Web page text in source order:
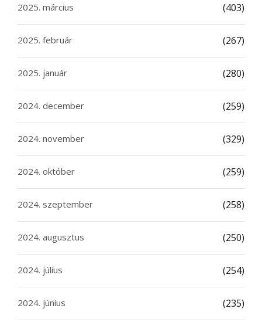
2025. március (403)
2025. február (267)
2025. január (280)
2024. december (259)
2024. november (329)
2024. október (259)
2024. szeptember (258)
2024. augusztus (250)
2024. július (254)
2024. június (235)